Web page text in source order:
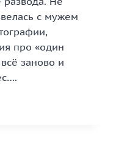
с мужем
про «один
заново и